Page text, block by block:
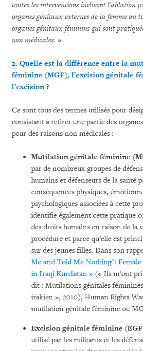
toutes les interventions incluant l'ablation
organes génitaux externes de la femme ou
organes génitaux féminins qui sont
non médicales. »
2. Quelle est la différence entre la
féminine (MGF), l’excision génitale
l’excision ?
Ce sont tous des termes utilisés pour
consistant à retirer une partie des
pour des raisons non médicales :
Mutilation génitale féminine
par de nombreux groupes de
humains et défenseurs de la santé
conséquences physiques,
psychologiques associées à cette
identifie également cette pratique
des droits humains en raison de la
procédure et parce qu'elle est
sur des jeunes filles. Dans son
Me and Told Me Nothing":
in Iraqi Kurdistan » (« Ils m'ont
dit : Mutilations génitales
irakien », 2010), Human Rights
mutilation génitale féminine ou
Excision génitale féminine
utilisé par les militants et les